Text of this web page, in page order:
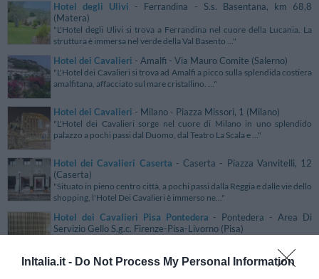
InItalia.it - Do Not Process My Personal Information
Hotel degli Ulivi - Ferrandina - S.s. Basentana, km 68,8
(Matera)
"L'Hotel degli Ulivi si trova a Ferrandina nel cuore della Lucania. La
struttura è immersa nel verde della Val Basento ..."
Hotel dei Cavalieri - Amalfi - Via Mauro Comite (Salerno)
"L'Hotel dei Cavalieri si trova ad Amalfi a picco sulla splendida costiera
amalfitana, affacciato sul mare cristallino. ..."
Hotel dei Cavalieri - Milano - Piazza Missori, 1 (Milano)
"L'Hotel dei Cavalieri sorge nel cuore di Milano in uno splendido
palazzo a pochi passi dal Duomo, dal Teatro La Scala e ..."
Hotel dei Cavalieri Caserta - Caserta - Piazza Vanvitelli, 12
(Caserta)
"Situato in pieno centro città, a pochi passi dalla Reggia e dalle vie dello
shopping, l'Hotel Dei Cavalieri è immerso ne..."
Hotel dei Cavalieri Pisa Pontedera - Pontedera - Area Di
Servizio Gello S.g.c. Firenze-Pisa-Livorno (Pisa)
- Siracusa - Via Del Porto Grande